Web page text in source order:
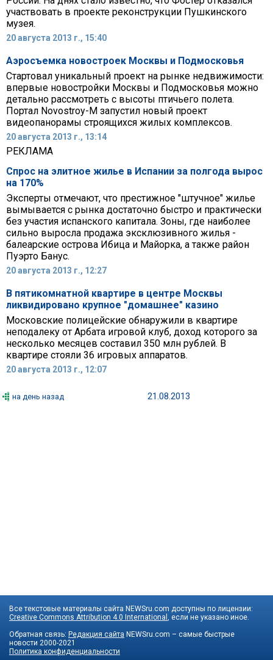
участвовать в проекте реконструкции Пушкинского
музея.
20 августа 2013 г., 15:40
Аэросъемка новостроек Москвы и Подмосковья
Стартовал уникальный проект на рынке недвижимости:
впервые новостройки Москвы и Подмосковья можно
детально рассмотреть с высоты птичьего полета.
Портал Novostroy-M запустил новый проект
видеопанорамы строящихся жилых комплексов.
20 августа 2013 г., 13:14
РЕКЛАМА
Спрос на элитное жилье в Испании за полгода вырос
на 170%
Эксперты отмечают, что престижное "штучное" жилье
вымывается с рынка достаточно быстро и практически
без участия испанского капитала. Зоны, где наиболее
сильно выросла продажа эксклюзивного жилья -
балеарские острова Ибица и Майорка, а также район
Пуэрто Банус.
20 августа 2013 г., 12:27
В пятикомнатной квартире в центре Москвы
ликвидировано крупное "домашнее" казино
Московские полицейские обнаружили в квартире
неподалеку от Арбата игровой клуб, доход которого за
несколько месяцев составил 350 млн рублей. В
квартире стояли 36 игровых аппаратов.
20 августа 2013 г., 12:07
на день назад 21.08.2013
Все текстовые материалы сайта NEWSru.com доступны по лицензии:
Creative Commons Attribution 4.0 International , если не указано иное.
Обратная связь: Редакция сайта NEWSru.com – самые быстрые
новости 2000-2021
Политика конфиденциальности